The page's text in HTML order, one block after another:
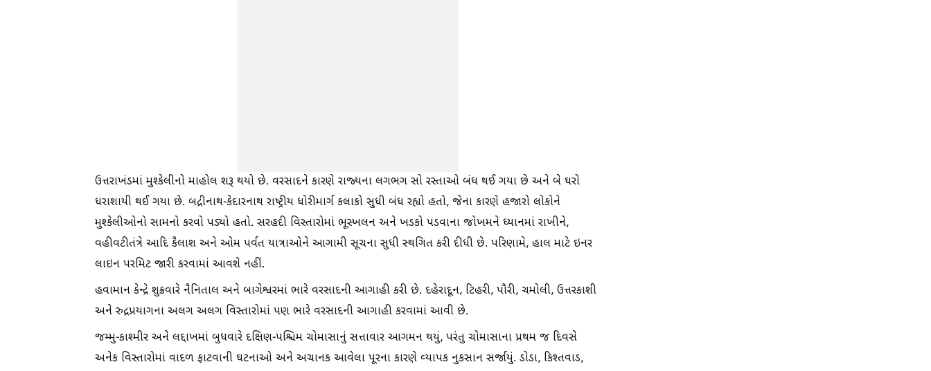
ઉત્તરાખંડમાં મુશ્કેલીનો માહોલ શરૂ થયો છે. વરસાદને કારણે રાજ્યના લગભગ સો રસ્તાઓ બંધ થઈ ગયા છે અને બે ઘરો
ધરાશાયી થઈ ગયા છે. બદ્રીનાથ-કેદારનાથ રાષ્ટ્રીય ધોરીમાર્ગ કલાકો સુધી બંધ રહ્યો હતો, જેના કારણે હજારો લોકોને
મુશ્કેલીઓનો સામનો કરવો પડ્યો હતો. સરહદી વિસ્તારોમાં ભૂસ્ખલન અને ખડકો પડવાના જોખમને ધ્યાનમાં રાખીને,
વહીવટીતંત્રે આદિ કૈલાશ અને ઓમ પર્વત યાત્રાઓને આગામી સૂચના સુધી સ્થગિત કરી દીધી છે. પરિણામે, હાલ માટે ઇનર
લાઇન પરમિટ જારી કરવામાં આવશે નહીં.
હવામાન કેન્દ્રે શુક્રવારે નૈનિતાલ અને બાગેશ્વરમાં ભારે વરસાદની આગાહી કરી છે. દહેરાદૂન, ટિહરી, પૌરી, ચમોલી, ઉત્તરકાશી
અને રુદ્રપ્રયાગના અલગ અલગ વિસ્તારોમાં પણ ભારે વરસાદની આગાહી કરવામાં આવી છે.
જમ્મુ-કાશ્મીર અને લદ્દાખમાં બુધવારે દક્ષિણ-પશ્ચિમ ચોમાસાનું સત્તાવાર આગમન થયું, પરંતુ ચોમાસાના પ્રથમ જ દિવસે
અનેક વિસ્તારોમાં વાદળ ફાટવાની ઘટનાઓ અને અચાનક આવેલા પૂરના કારણે વ્યાપક નુકસાન સર્જાયું. ડોડા, કિશ્તવાડ,